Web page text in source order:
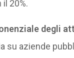
20%.
degli
su aziende